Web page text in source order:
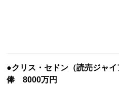
●クリス・セドン（読売ジャ
俸 8000万円